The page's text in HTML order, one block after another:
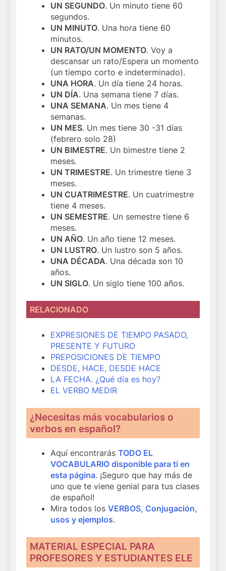
UN SEGUNDO. Un minuto tiene 60
segundos.
UN MINUTO. Una hora tiene 60
minutos.
UN RATO/UN MOMENTO. Voy a
descansar un rato/Espera un momento
(un tiempo corto e indeterminado).
UNA HORA. Un día tiene 24 horas.
UN DÍA. Una semana tiene 7 días.
UNA SEMANA. Un mes tiene 4
semanas.
UN MES. Un mes tiene 30 -31 días
(febrero solo 28)
UN BIMESTRE. Un bimestre tiene 2
meses.
UN TRIMESTRE. Un trimestre tiene 3
meses.
UN CUATRIMESTRE. Un cuatrimestre
tiene 4 meses.
UN SEMESTRE. Un semestre tiene 6
meses.
UN AÑO. Un año tiene 12 meses.
UN LUSTRO. Un lustro son 5 años.
UNA DÉCADA. Una década son 10
años.
UN SIGLO. Un siglo tiene 100 años.
RELACIONADO
EXPRESIONES DE TIEMPO PASADO,
PRESENTE Y FUTURO
PREPOSICIONES DE TIEMPO
DESDE, HACE, DESDE HACE
LA FECHA. ¿Qué día es hoy?
EL VERBO MEDIR
¿Necesitas más vocabularios o
verbos en español?
Aquí encontrarás TODO EL
VOCABULARIO disponible para ti en
esta página. ¡Seguro que hay más de
uno que te viene genial para tus clases
de español!
Mira todos los VERBOS, Conjugación,
usos y ejemplos.
MATERIAL ESPECIAL PARA
PROFESORES Y ESTUDIANTES ELE